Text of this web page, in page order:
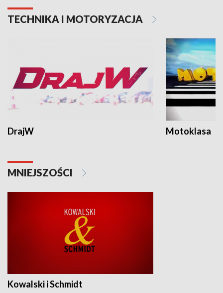
TECHNIKA I MOTORYZACJA
DrajW Motoklasa
MNIEJSZOŚCI
Kowalski i Schmidt